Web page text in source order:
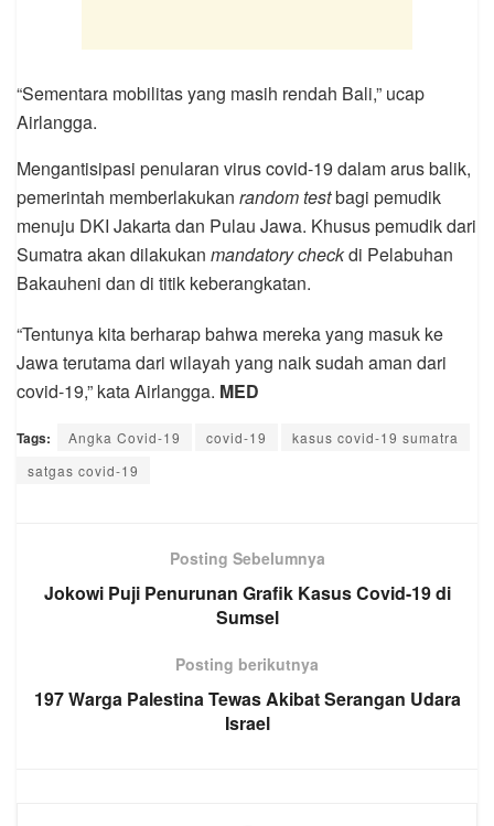
“Sementara mobilitas yang masih rendah Bali,” ucap
Airlangga.
Mengantisipasi penularan virus covid-19 dalam arus balik,
pemerintah memberlakukan random testbagi pemudik
menuju DKI Jakarta dan Pulau Jawa. Khusus pemudik dari
Sumatra akan dilakukan mandatory checkdi Pelabuhan
Bakauheni dan di titik keberangkatan.
“Tentunya kita berharap bahwa mereka yang masuk ke
Jawa terutama dari wilayah yang naik sudah aman dari
covid-19,” kata Airlangga. MED
Tags: Angka Covid-19 covid-19
kasus covid-19 sumatra
satgas covid-19
Posting Sebelumnya
Jokowi Puji Penurunan Grafik Kasus Covid-19 di
Sumsel
Posting berikutnya
197 Warga Palestina Tewas Akibat Serangan Udara
Israel